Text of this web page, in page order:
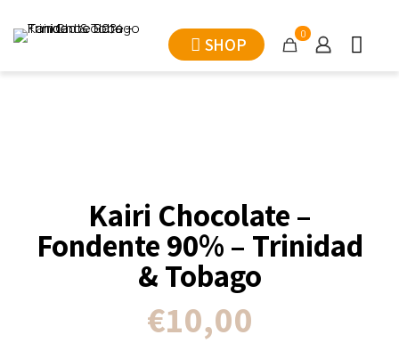
SHOP
0
Kairi Chocolate –
Fondente 90% – Trinidad
& Tobago
€10,00